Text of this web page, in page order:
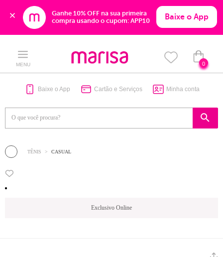
Ganhe 10% OFF na sua primeira
compra usando o cupom: APP10
Baixe o App
content
navigation
MENU 0
Baixe o App Cartão e Serviços Minha conta
TÊNIS CASUAL
Exclusivo Online